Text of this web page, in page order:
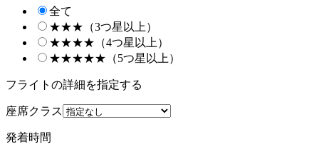
全て
★★★（3つ星以上）
★★★★（4つ星以上）
★★★★★（5つ星以上）
フライトの詳細を指定する
座席クラス
発着時間